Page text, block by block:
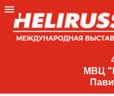
МВЦ
4-
МВЦ